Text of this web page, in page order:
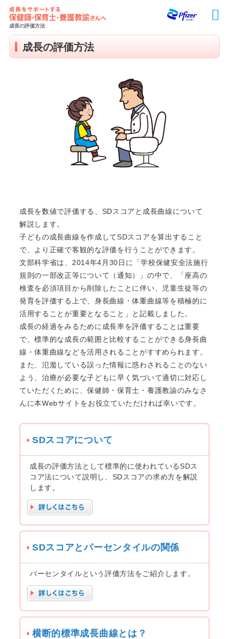
成長の評価方法
成長の評価方法
成長を数値で評価する、SDスコアと成長曲線について
解説します。
子どもの成長曲線を作成してSDスコアを算出すること
で、より正確で客観的な評価を行うことができます。
文部科学省は、2014年4月30日に「学校保健安全法施行
規則の一部改正等について（通知）」の中で、「座高の
検査を必須項目から削除したことに伴い、児童生徒等の
発育を評価する上で、身長曲線・体重曲線等を積極的に
活用することが重要となること」と記載しました。
成長の経過をみるために成長率を評価することは重要
で、標準的な成長の範囲と比較することができる身長曲
線・体重曲線などを活用されることがすすめられます。
また、氾濫している誤った情報に惑わされることのない
よう、治療が必要な子どもに早く気づいて適切に対応し
ていただくために、保健師・保育士・養護教諭のみなさ
んに本Webサイトをお役立ていただければ幸いです。
SDスコアについて
成長の評価方法として標準的に使われているSDス
コア法について説明し、SDスコアの求め方を解説
します。
SDスコアとパーセンタイルの関係
パーセンタイルという評価方法をご紹介します。
横断的標準成長曲線とは？